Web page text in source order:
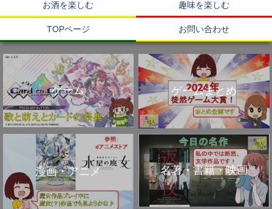
お酒を楽しむ 趣味を楽しむ
TOPページ お問い合わせ
ゲーム ゲームまとめ
漫画・アニメ 名著・書籍・映画